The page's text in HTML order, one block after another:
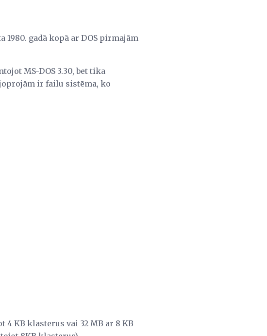
gadā kopā ar DOS pirmajām
MS-DOS 3.30, bet tika
ir failu sistēma, ko
KB klasterus vai 32 MB ar 8 KB